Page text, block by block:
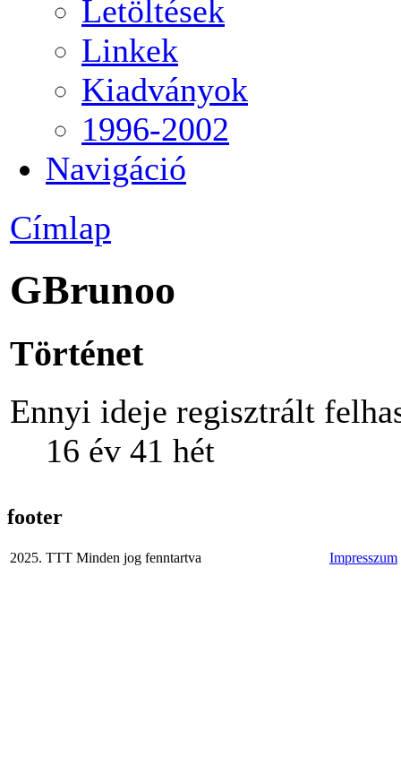
Letöltések
Linkek
Kiadványok
1996-2002
Navigáció
Címlap
GBrunoo
Történet
Ennyi ideje regisztrált
16 év 41 hét
footer
2025. TTT Minden jog fenntartva Impresszum